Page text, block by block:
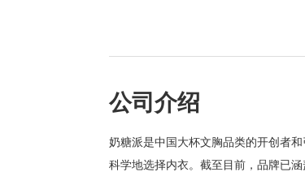
公司介绍
奶糖派是中国大杯文胸品类的开创者
科学地选择内衣。截至目前，品牌已